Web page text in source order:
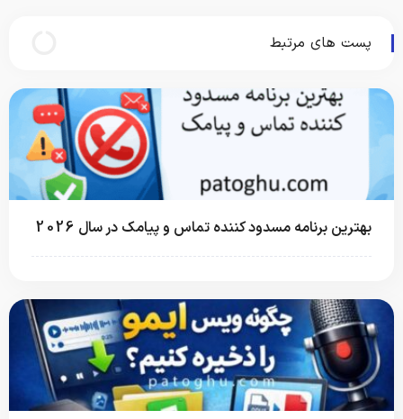
پست های مرتبط
بهترین برنامه مسدود کننده تماس و پیامک در سال 2026